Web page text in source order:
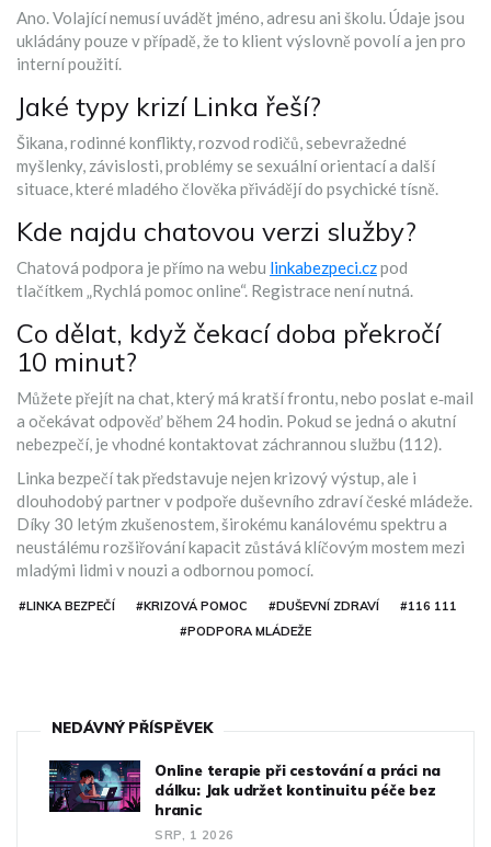
Ano. Volající nemusí uvádět jméno, adresu ani školu. Údaje jsou
ukládány pouze v případě, že to klient výslovně povolí a jen pro
interní použití.
Jaké typy krizí Linka řeší?
Šikana, rodinné konflikty, rozvod rodičů, sebevražedné
myšlenky, závislosti, problémy se sexuální orientací a další
situace, které mladého člověka přivádějí do psychické tísně.
Kde najdu chatovou verzi služby?
Chatová podpora je přímo na webu linkabezpeci.czpod
tlačítkem „Rychlá pomoc online“. Registrace není nutná.
Co dělat, když čekací doba překročí
10 minut?
Můžete přejít na chat, který má kratší frontu, nebo poslat e‑mail
a očekávat odpověď během 24 hodin. Pokud se jedná o akutní
nebezpečí, je vhodné kontaktovat záchrannou službu (112).
Linka bezpečí tak představuje nejen krizový výstup, ale i
dlouhodobý partner v podpoře duševního zdraví české mládeže.
Díky 30 letým zkušenostem, širokému kanálovému spektru a
neustálému rozšiřování kapacit zůstává klíčovým mostem mezi
mladými lidmi v nouzi a odbornou pomocí.
#LINKA BEZPEČÍ #KRIZOVÁ POMOC #DUŠEVNÍ ZDRAVÍ
#116 111
#PODPORA MLÁDEŽE
NEDÁVNÝ PŘÍSPĚVEK
Online terapie při cestování a práci na
dálku: Jak udržet kontinuitu péče bez
hranic
SRP, 1 2026